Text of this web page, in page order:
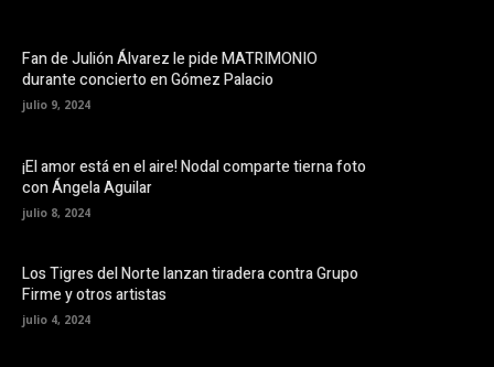
Fan de Julión Álvarez le pide MATRIMONIO
durante concierto en Gómez Palacio
julio 9, 2024
¡El amor está en el aire! Nodal comparte tierna foto
con Ángela Aguilar
julio 8, 2024
Los Tigres del Norte lanzan tiradera contra Grupo
Firme y otros artistas
julio 4, 2024